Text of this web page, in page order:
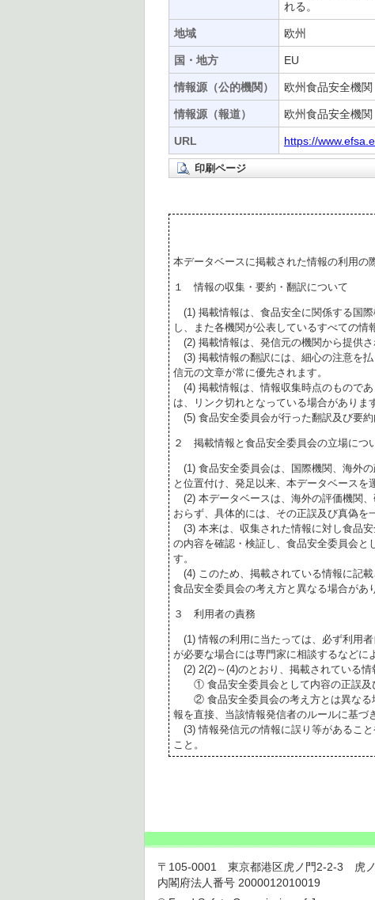
れる。
地域 欧州
国・地方 EU
情報源（公的機関） 欧州食品安全機関
情報源（報道） 欧州食品安全機関
URL https://
印刷ページ
本データベースに掲載された情報の利用の
１ 情報の収集・要約・翻訳について
(1) 掲載情報は、食品安全に関係する国
し、また各機関が公表しているすべての情
(2) 掲載情報は、発信元の機関から提供
(3) 掲載情報の翻訳には、細心の注意を
信元の文章が常に優先されます。
(4) 掲載情報は、情報収集時点のもので
は、リンク切れとなっている場合がありま
(5) 食品安全委員会が行った翻訳及び要約
２ 掲載情報と食品安全委員会の立場につ
(1) 食品安全委員会は、国際機関、海外
と位置付け、発足以来、本データベースを
(2) 本データベースは、海外の評価機関
おらず、具体的には、その正誤及び真偽を
(3) 本来は、収集された情報に対し食品
の内容を確認・検証し、食品安全委員会と
す。
(4) このため、掲載されている情報に記
食品安全委員会の考え方と異なる場合があ
３ 利用者の責務
(1) 情報の利用に当たっては、必ず利用
が必要な場合には専門家に相談するなどに
(2) 2(2)～(4)のとおり、掲載されている情
① 食品安全委員会として内容の正誤及
② 食品安全委員会の考え方とは異なる場
報を直接、当該情報発信者のルールに基づ
(3) 情報発信元の情報に誤り等があるこ
こと。
〒105-0001 東京都港区虎ノ門2-2-3 虎ノ
内閣府法人番号 2000012010019